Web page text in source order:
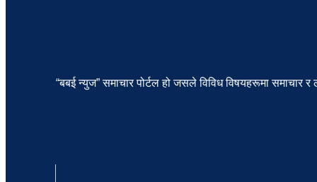
“बबई न्युज” समाचार पोर्टल हो जसले विविध विषयहरूमा